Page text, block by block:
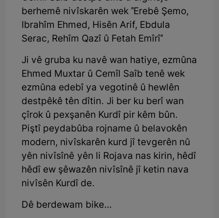
berhemê nivîskarên wek "Erebê Şemo,
Ibrahîm Ehmed, Hisên Arif, Ebdula
Serac, Rehîm Qazî û Fetah Emîrî"
Ji vê gruba ku navê wan hatiye, ezmûna
Ehmed Muxtar û Cemîl Saîb tenê wek
ezmûna edebî ya vegotinê û hewlên
destpêkê tên dîtin. Ji ber ku berî wan
çîrok û pexşanên Kurdî pir kêm bûn.
Piştî peydabûba rojname û belavokên
modern, nivîskarên kurd jî tevgerên nû
yên nivîsînê yên li Rojava nas kirin, hêdî
hêdî ew şêwazên nivîsînê jî ketin nava
nivîsên Kurdî de.
Dê berdewam bike…